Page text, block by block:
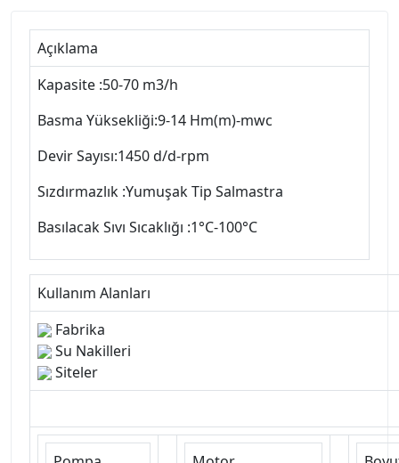
Açıklama
Kapasite :50-70 m3/h
Basma Yüksekliği:9-14 Hm(m)-mwc
Devir Sayısı:1450 d/d-rpm
Sızdırmazlık :Yumuşak Tip Salmastra
Basılacak Sıvı Sıcaklığı :1°C-100°C
Kullanım Alanları
Fabrika
Su Nakilleri
Siteler